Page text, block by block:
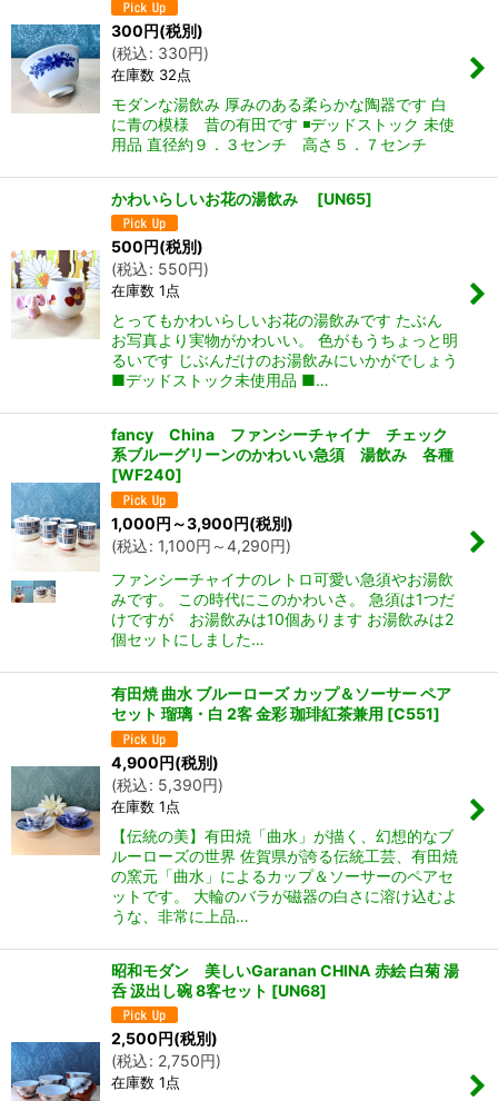
300円(税別)
(税込: 330円)
在庫数 32点
モダンな湯飲み 厚みのある柔らかな陶器です 白
に青の模様 昔の有田です ◾️デッドストック 未使
用品 直径約９．３センチ 高さ５．７センチ
かわいらしいお花の湯飲み [UN65]
500円(税別)
(税込: 550円)
在庫数 1点
とってもかわいらしいお花の湯飲みです たぶん
お写真より実物がかわいい。 色がもうちょっと明
るいです じぶんだけのお湯飲みにいかがでしょう
■デッドストック未使用品 ■…
fancy China ファンシーチャイナ チェック
系ブルーグリーンのかわいい急須 湯飲み 各種
[WF240]
1,000円 ～3,900円(税別)
(税込: 1,100円 ～4,290円)
ファンシーチャイナのレトロ可愛い急須やお湯飲
みです。 この時代にこのかわいさ。 急須は1つだ
けですが お湯飲みは10個あります お湯飲みは2
個セットにしました…
有田焼 曲水 ブルーローズ カップ＆ソーサー ペア
セット 瑠璃・白 2客 金彩 珈琲紅茶兼用 [C551]
4,900円(税別)
(税込: 5,390円)
在庫数 1点
【伝統の美】有田焼「曲水」が描く、幻想的なブ
ルーローズの世界 佐賀県が誇る伝統工芸、有田焼
の窯元「曲水」によるカップ＆ソーサーのペアセ
ットです。 大輪のバラが磁器の白さに溶け込むよ
うな、非常に上品…
昭和モダン 美しいGaranan CHINA 赤絵 白菊 湯
呑 汲出し碗 8客セット [UN68]
2,500円(税別)
(税込: 2,750円)
在庫数 1点